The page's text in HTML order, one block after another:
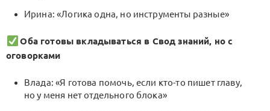
Ирина: «Логика одна, но инструменты разные»
Оба готовы вкладываться в Свод знаний, но с
оговорками
Влада: «Я готова помочь, если кто-то пишет главу,
но у меня нет отдельного блока»